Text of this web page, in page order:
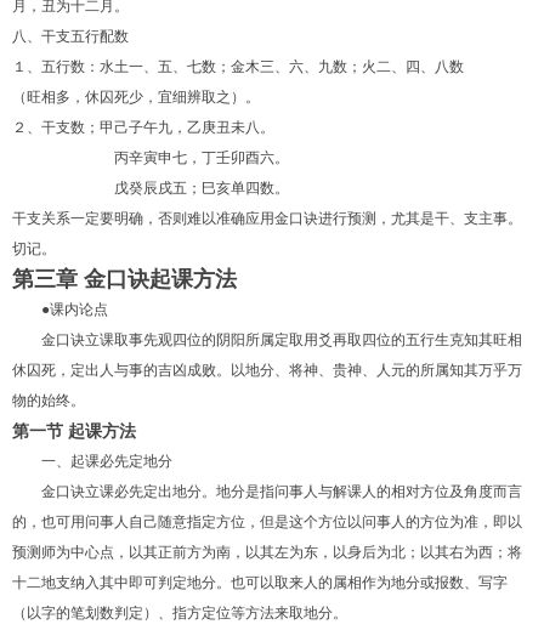
月，丑为十二月。
八、干支五行配数
１、五行数：水土一、五、七数；金木三、六、九数；火二、四、八数
（旺相多，休囚死少，宜细辨取之）。
２、干支数；甲己子午九，乙庚丑未八。
丙辛寅申七，丁壬卯酉六。
戊癸辰戌五；巳亥单四数。
干支关系一定要明确，否则难以准确应用金口诀进行预测，尤其是干、支主事。
切记。
第三章 金口诀起课方法
●课内论点
金口诀立课取事先观四位的阴阳所属定取用爻再取四位的五行生克知其旺相
休囚死，定出人与事的吉凶成败。以地分、将神、贵神、人元的所属知其万乎万
物的始终。
第一节 起课方法
一、起课必先定地分
金口诀立课必先定出地分。地分是指问事人与解课人的相对方位及角度而言
的，也可用问事人自己随意指定方位，但是这个方位以问事人的方位为准，即以
预测师为中心点，以其正前方为南，以其左为东，以身后为北；以其右为西；将
十二地支纳入其中即可判定地分。也可以取来人的属相作为地分或报数、写字
（以字的笔划数判定）、指方定位等方法来取地分。